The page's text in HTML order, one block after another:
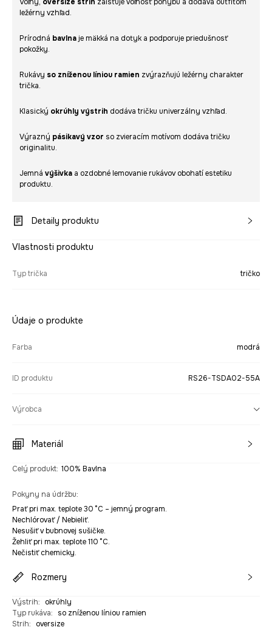
Voľný, oversize strih zaisťuje voľnosť pohybu a dodáva outfitom
ležérny vzhľad.
Prírodná bavlnaje mäkká na dotyk a podporuje priedušnosť
pokožky.
Rukávy so zníženou líniou ramien zvýrazňujú ležérny charakter
trička.
Klasický okrúhly výstrih dodáva tričku univerzálny vzhľad.
Výrazný pásikavý vzor so zvieracím motívom dodáva tričku
originalitu.
Jemná výšivka a ozdobné lemovanie rukávov obohatí estetiku
produktu.
Detaily produktu
Vlastnosti produktu
Typ trička tričko
Údaje o produkte
Farba modrá
ID produktu RS26-TSDA02-55A
Výrobca
Materiál
Celý produkt: 100% Bavlna
Pokyny na údržbu:
Prať pri max. teplote 30 °C – jemný program.
Nechlórovať / Nebieliť.
Nesušiť v bubnovej sušičke.
Žehliť pri max. teplote 110 °C.
Nečistiť chemicky.
Rozmery
Výstrih:
okrúhly
Typ rukáva:
so zníženou líniou ramien
Strih: oversize